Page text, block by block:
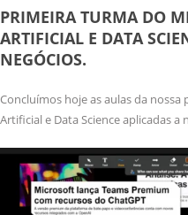
PRIMEIRA TURMA DO
ARTIFICIAL E DATA
NEGÓCIOS.
Concluímos hoje as aulas da
Artificial e Data Science aplicadas